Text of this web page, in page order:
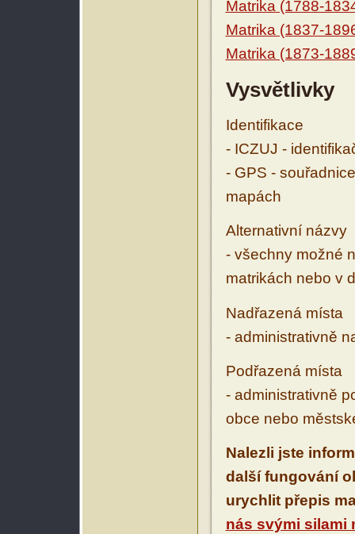
Matrika (1788-
Matrika (1837-
Matrika (1873-
Vysvětlivky
Identifikace
- ICZUJ -
- GPS -
mapách
Alternativní názvy
- všechny možné
matrikách nebo v
Nadřazená místa
- administrativně
Podřazená místa
- administrativně
obce nebo
Nalezli jste
další fungování
urychlit přepis
nás svými silami